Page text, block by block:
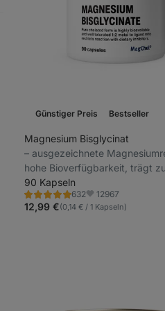
Günstiger Preis Bestseller
Magnesium Bisglycinat
⁠–⁠ ausgezeichnete
hohe Bioverfügbarkeit, trägt
normalen Funktion der
Nervensystems bei,
Nahrungsergänzungsmittel
90 Kapseln
632
Bewertung
4.9/5,
632
Favoriten
12967
12,99 €(0,14 € / 1 Kapseln)